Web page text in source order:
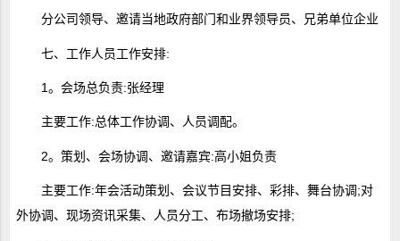
分公司领导、邀请当地政府部门和业界领导员、兄弟单位企业
七、工作人员工作安排:
1。会场总负责:张经理
主要工作:总体工作协调、人员调配。
2。策划、会场协调、邀请嘉宾:高小姐负责
主要工作:年会活动策划、会议节目安排、彩排、舞台协调;对
外协调、现场资讯采集、人员分工、布场撤场安排;